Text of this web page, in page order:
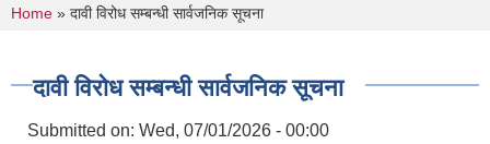
You are here
Home » दावी विरोध सम्बन्धी सार्वजनिक सूचना
दावी विरोध सम्बन्धी सार्वजनिक सूचना
Submitted on: Wed, 07/01/2026 - 00:00